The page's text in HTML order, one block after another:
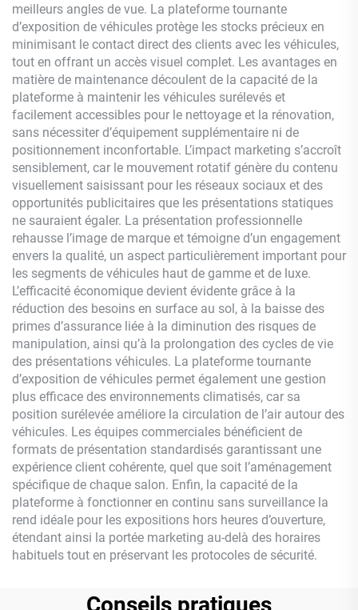
meilleurs angles de vue. La plateforme tournante
d’exposition de véhicules protège les stocks précieux en
minimisant le contact direct des clients avec les véhicules,
tout en offrant un accès visuel complet. Les avantages en
matière de maintenance découlent de la capacité de la
plateforme à maintenir les véhicules surélevés et
facilement accessibles pour le nettoyage et la rénovation,
sans nécessiter d’équipement supplémentaire ni de
positionnement inconfortable. L’impact marketing s’accroît
sensiblement, car le mouvement rotatif génère du contenu
visuellement saisissant pour les réseaux sociaux et des
opportunités publicitaires que les présentations statiques
ne sauraient égaler. La présentation professionnelle
rehausse l’image de marque et témoigne d’un engagement
envers la qualité, un aspect particulièrement important pour
les segments de véhicules haut de gamme et de luxe.
L’efficacité économique devient évidente grâce à la
réduction des besoins en surface au sol, à la baisse des
primes d’assurance liée à la diminution des risques de
manipulation, ainsi qu’à la prolongation des cycles de vie
des présentations véhicules. La plateforme tournante
d’exposition de véhicules permet également une gestion
plus efficace des environnements climatisés, car sa
position surélevée améliore la circulation de l’air autour des
véhicules. Les équipes commerciales bénéficient de
formats de présentation standardisés garantissant une
expérience client cohérente, quel que soit l’aménagement
spécifique de chaque salon. Enfin, la capacité de la
plateforme à fonctionner en continu sans surveillance la
rend idéale pour les expositions hors heures d’ouverture,
étendant ainsi la portée marketing au-delà des horaires
habituels tout en préservant les protocoles de sécurité.